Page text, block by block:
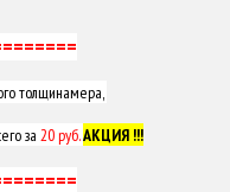
толщинамера,
за 20 руб.АКЦИЯ !!!